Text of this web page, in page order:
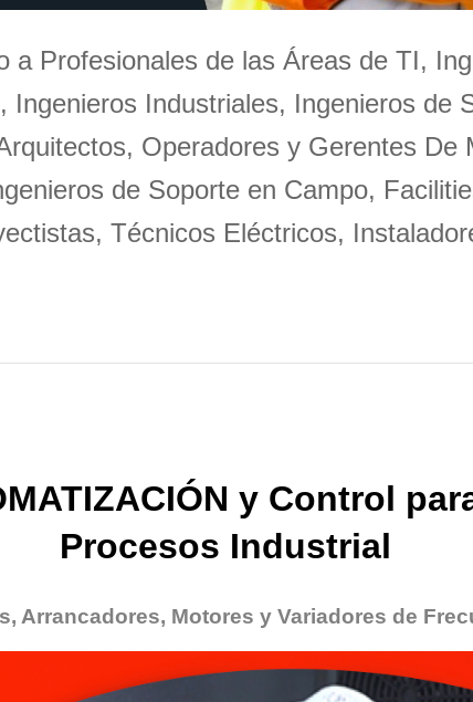
a Profesionales de las Áreas de TI,
Ingenieros Industriales, Ingenieros de
Operadores y Gerentes De
de Soporte en Campo,
Técnicos Eléctricos,
y Control
Procesos Industrial
Arrancadores, Motores y Variadores de